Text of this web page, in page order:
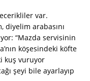
var.
diyelim arabasını
“Mazda servisinin
köşesindeki köfte
kuş vuruyor
şeyi bile ayarlayıp